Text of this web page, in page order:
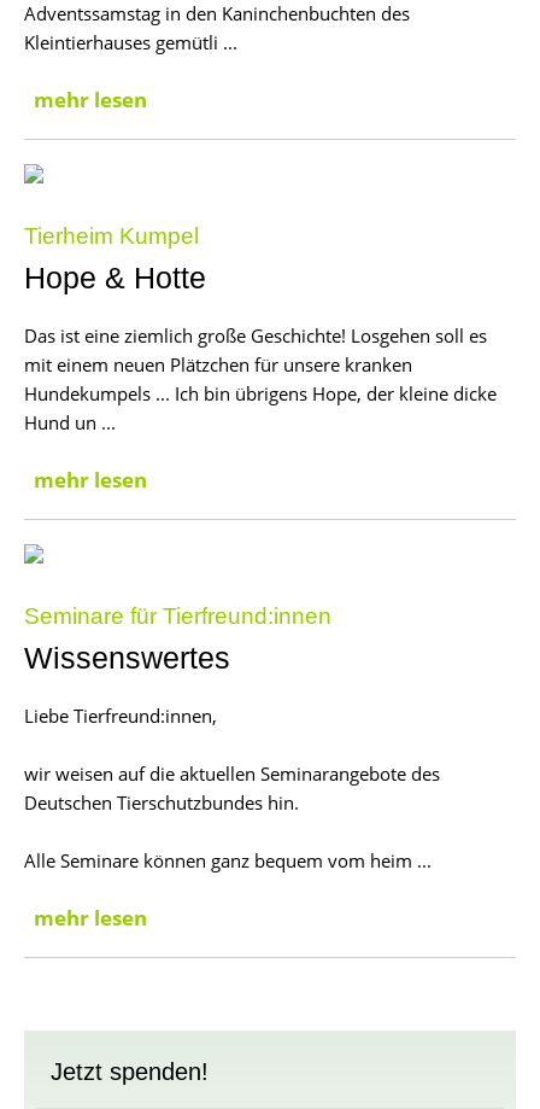
Adventssamstag in den Kaninchenbuchten des
Kleintierhauses gemütli ...
mehr lesen
Tierheim Kumpel
Hope & Hotte
Das ist eine ziemlich große Geschichte! Losgehen soll es
mit einem neuen Plätzchen für unsere kranken
Hundekumpels ... Ich bin übrigens Hope, der kleine dicke
Hund un ...
mehr lesen
Seminare für Tierfreund:innen
Wissenswertes
Liebe Tierfreund:innen,
wir weisen auf die aktuellen Seminarangebote des
Deutschen Tierschutzbundes hin.
Alle Seminare können ganz bequem vom heim ...
mehr lesen
Jetzt spenden!